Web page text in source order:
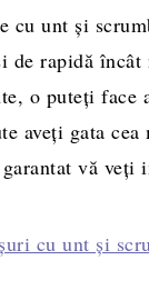
cu unt și
de rapidă
o puteți face
aveți gata cea
vă veți